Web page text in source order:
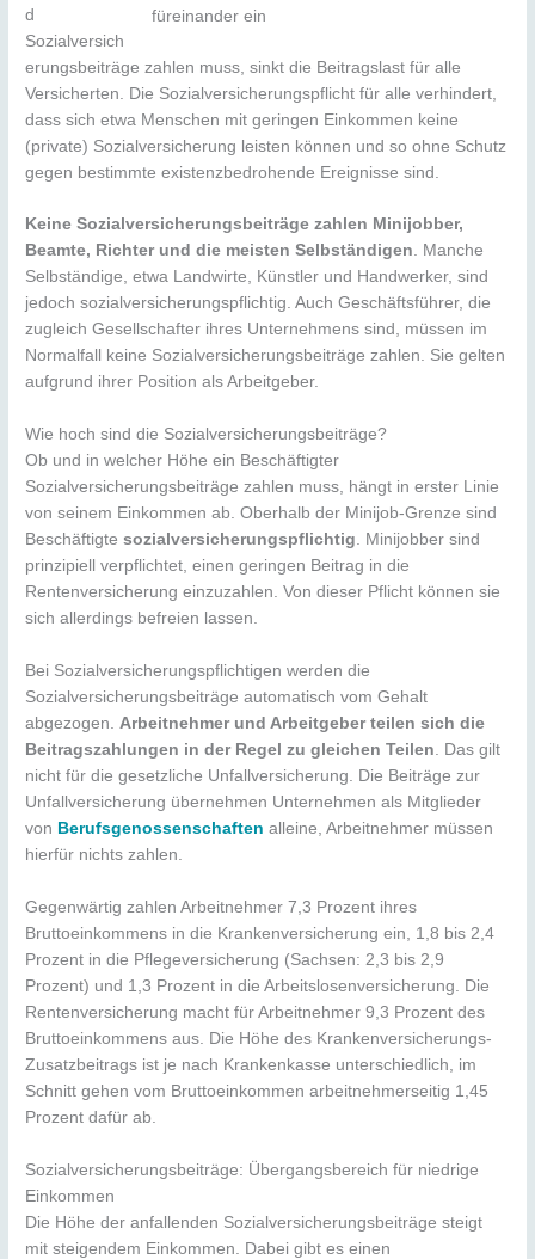
füreinander ein
d
Sozialversich
erungsbeiträge zahlen muss, sinkt die Beitragslast für alle
Versicherten. Die Sozialversicherungspflicht für alle verhindert,
dass sich etwa Menschen mit geringen Einkommen keine
(private) Sozialversicherung leisten können und so ohne Schutz
gegen bestimmte existenzbedrohende Ereignisse sind.
Keine Sozialversicherungsbeiträge zahlen Minijobber,
Beamte, Richter und die meisten Selbständigen. Manche
Selbständige, etwa Landwirte, Künstler und Handwerker, sind
jedoch sozialversicherungspflichtig. Auch Geschäftsführer, die
zugleich Gesellschafter ihres Unternehmens sind, müssen im
Normalfall keine Sozialversicherungsbeiträge zahlen. Sie gelten
aufgrund ihrer Position als Arbeitgeber.
Wie hoch sind die Sozialversicherungsbeiträge?
Ob und in welcher Höhe ein Beschäftigter
Sozialversicherungsbeiträge zahlen muss, hängt in erster Linie
von seinem Einkommen ab. Oberhalb der Minijob-Grenze sind
Beschäftigtesozialversicherungspflichtig. Minijobber sind
prinzipiell verpflichtet, einen geringen Beitrag in die
Rentenversicherung einzuzahlen. Von dieser Pflicht können sie
sich allerdings befreien lassen.
Bei Sozialversicherungspflichtigen werden die
Sozialversicherungsbeiträge automatisch vom Gehalt
abgezogen.Arbeitnehmer und Arbeitgeber teilen sich die
Beitragszahlungen in der Regel zu gleichen Teilen. Das gilt
nicht für die gesetzliche Unfallversicherung. Die Beiträge zur
Unfallversicherung übernehmen Unternehmen als Mitglieder
von Berufsgenossenschaften alleine, Arbeitnehmer müssen
hierfür nichts zahlen.
Gegenwärtig zahlen Arbeitnehmer 7,3 Prozent ihres
Bruttoeinkommens in die Krankenversicherung ein, 1,8 bis 2,4
Prozent in die Pflegeversicherung (Sachsen: 2,3 bis 2,9
Prozent) und 1,3 Prozent in die Arbeitslosenversicherung. Die
Rentenversicherung macht für Arbeitnehmer 9,3 Prozent des
Bruttoeinkommens aus. Die Höhe des Krankenversicherungs-
Zusatzbeitrags ist je nach Krankenkasse unterschiedlich, im
Schnitt gehen vom Bruttoeinkommen arbeitnehmerseitig 1,45
Prozent dafür ab.
Sozialversicherungsbeiträge: Übergangsbereich für niedrige
Einkommen
Die Höhe der anfallenden Sozialversicherungsbeiträge steigt
mit steigendem Einkommen. Dabei gibt es einen